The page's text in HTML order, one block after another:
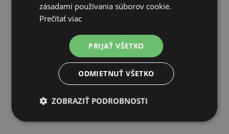
2,83€
CENTRÁLNY SKLAD (EXPEDÍCIA 5-7 DNÍ)
PRIDAŤ DO KOŠÍKA
zásadami používania súborov cookie.
Prečítať viac
PRIJAŤ VŠETKO
ODMIETNUŤ VŠETKO
ZOBRAZIŤ PODROBNOSTI